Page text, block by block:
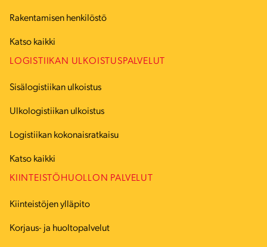
Rakentamisen henkilöstö
Katso kaikki
LOGISTIIKAN ULKOISTUSPALVELUT
Sisälogistiikan ulkoistus
Ulkologistiikan ulkoistus
Logistiikan kokonaisratkaisu
Katso kaikki
KIINTEISTÖHUOLLON PALVELUT
Kiinteistöjen ylläpito
Korjaus- ja huoltopalvelut